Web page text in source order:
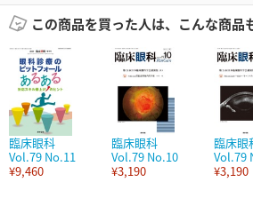
この商品を買った人は、こんな商品
臨床眼科
Vol.79 No.11
¥9,460
臨床眼科
Vol.79 No.10
¥3,190
臨床
Vol.79
¥3,190